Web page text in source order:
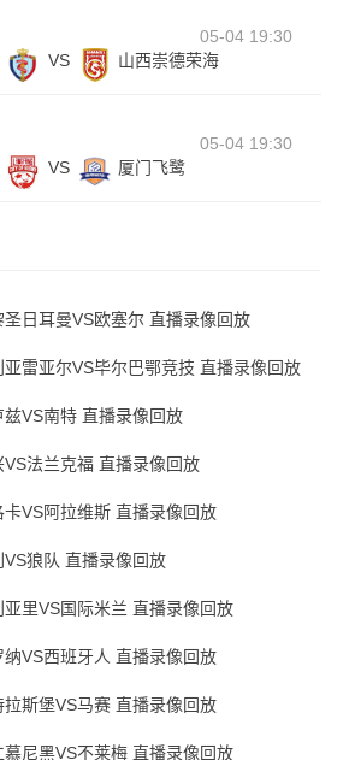
05-04 19:30
VS 山西崇德荣海
05-04 19:30
VS 厦门飞鹭
日耳曼VS欧塞尔 直播录像回放
雷亚尔VS毕尔巴鄂竞技 直播录像回放
VS南特 直播录像回放
法兰克福 直播录像回放
VS阿拉维斯 直播录像回放
狼队 直播录像回放
里VS国际米兰 直播录像回放
VS西班牙人 直播录像回放
斯堡VS马赛 直播录像回放
尼黑VS不莱梅 直播录像回放